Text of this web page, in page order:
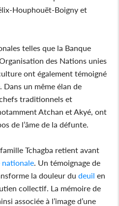
et
telles que la Banque
des Nations unies
ont également témoigné
un même élan de
traditionnels et
Atchan et Akyé, ont
de l’âme de la défunte.
Tchagba retient avant
nationale . Un témoignage de
la douleur du deuil en
collectif. La mémoire de
associée à l’image d’une